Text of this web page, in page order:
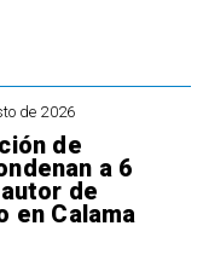
de 2026
de
a 6
de
en Calama